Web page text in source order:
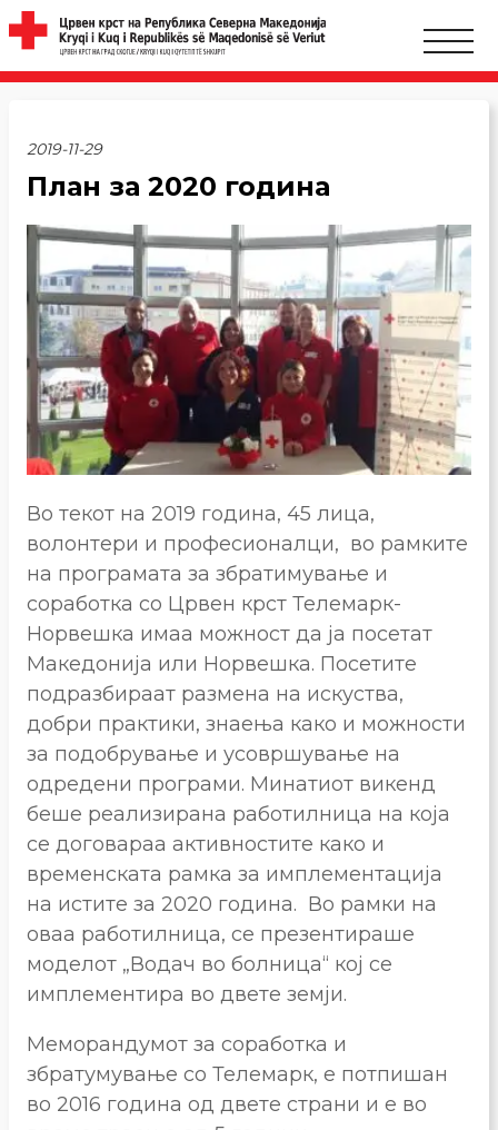
2019-11-29
План за 2020 година
Во текот на 2019 година, 45 лица,
волонтери и професионалци, во рамките
на програмата за збратимување и
соработка со Црвен крст Телемарк-
Норвешка имаа можност да ја посетат
Македонија или Норвешка. Посетите
подразбираат размена на искуства,
добри практики, знаења како и можности
за подобрување и усовршување на
одредени програми. Минатиот викенд
беше реализирана работилница на која
се договараа активностите како и
временската рамка за имплементација
на истите за 2020 година. Во рамки на
оваа работилница, се презентираше
моделот „Водач во болница“ кој се
имплементира во двете земји.
Меморандумот за соработка и
збратумување со Телемарк, е потпишан
во 2016 година од двете страни и е во